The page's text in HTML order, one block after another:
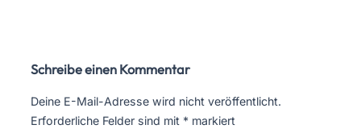
Schreibe einen Kommentar
Deine E-Mail-Adresse wird nicht veröffentlicht.
Erforderliche Felder sind mit * markiert